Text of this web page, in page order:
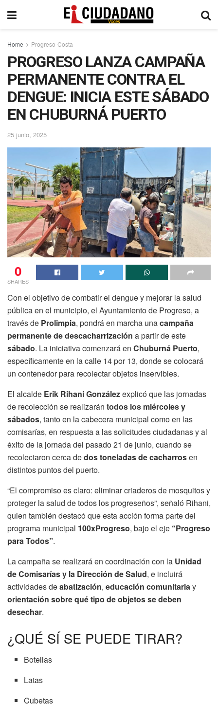
Home Progreso-Costa
PROGRESO LANZA CAMPAÑA
PERMANENTE CONTRA EL
DENGUE: INICIA ESTE SÁBADO
EN CHUBURNÁ PUERTO
25 junio, 2025
0
SHARES
Con el objetivo de combatir el dengue y mejorar la salud
pública en el municipio, el Ayuntamiento de Progreso, a
través de Prolimpia, pondrá en marcha unacampaña
permanente de descacharrización a partir de este
sábado. La iniciativa comenzará en Chuburná Puerto,
específicamente en la calle 14 por 13, donde se colocará
un contenedor para recolectar objetos inservibles.
El alcalde Erik Rihani Gonzálezexplicó que las jornadas
de recolección se realizarán todos los miércoles y
sábados, tanto en la cabecera municipal como en las
comisarías, en respuesta a las solicitudes ciudadanas y al
éxito de la jornada del pasado 21 de junio, cuando se
recolectaron cerca dedos toneladas de cacharrosen
distintos puntos del puerto.
“El compromiso es claro: eliminar criaderos de mosquitos y
proteger la salud de todos los progreseños”, señaló Rihani,
quien también destacó que esta acción forma parte del
programa municipal 100xProgreso, bajo el eje “Progreso
para Todos”.
La campaña se realizará en coordinación con la Unidad
de Comisarías y la Dirección de Salud, e incluirá
actividades deabatización, educación comunitariay
orientación sobre qué tipo de objetos se deben
desechar.
¿QUÉ SÍ SE PUEDE TIRAR?
Botellas
Latas
Cubetas